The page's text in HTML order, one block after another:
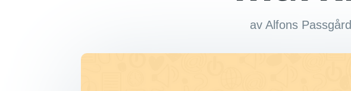
av Alfons Passgård